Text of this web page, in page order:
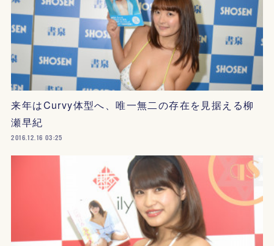
来年はCurvy体型へ、唯一無二の存在を見据える柳
瀬早紀
2016.12.16 03:25